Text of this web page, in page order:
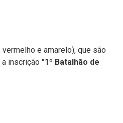
e amarelo), que são
inscrição "1º Batalhão de